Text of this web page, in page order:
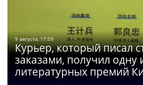
9 августа, 17:09
Курьер, который писал
заказами, получил одну
литературных премий